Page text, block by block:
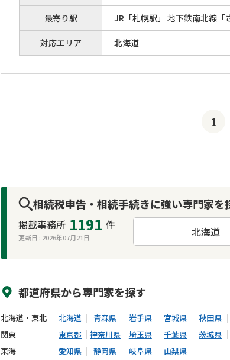
最寄り駅 JR「札幌駅」 地下鉄南北線「
対応エリア 北海道
1
相続税申告・相続手続きに強い専門家を
掲載事務所 1191 件
更新日 : 2026年07月21日 北海道
都道府県から専門家を探す
北海道・東北 北海道 青森県 岩手県 宮城県 秋田県
関東
東京都 神奈川県 埼玉県 千葉県 茨城県
東海
愛知県 静岡県 岐阜県 山梨県